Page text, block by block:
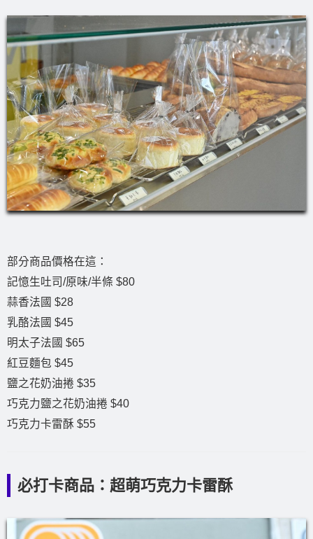
部分商品價格在這：
記憶生吐司/原味/半條 $80
蒜香法國 $28
乳酪法國 $45
明太子法國 $65
紅豆麵包 $45
鹽之花奶油捲 $35
巧克力鹽之花奶油捲 $40
巧克力卡雷酥 $55
必打卡商品：超萌巧克力卡雷酥